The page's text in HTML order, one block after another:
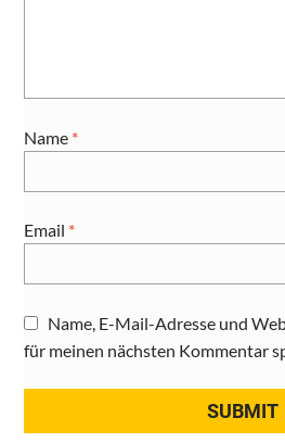
Name *
Email *
Name, E-Mail-Adresse und
für meinen nächsten Kommentar